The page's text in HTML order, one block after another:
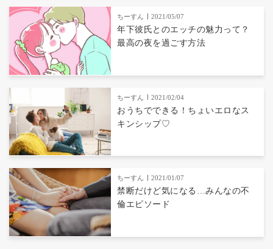
ちーすん 2021/05/07
年下彼氏とのエッチの魅力って？
最高の夜を過ごす方法
ちーすん 2021/02/04
おうちでできる！ちょいエロなス
キンシップ♡
ちーすん 2021/01/07
禁断だけど気になる…みんなの不
倫エピソード